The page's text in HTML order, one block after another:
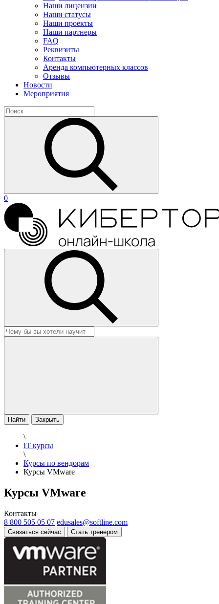
Наши лицензии
Наши статусы
Наши проекты
Наши партнеры
FAQ
Реквизиты
Контакты
Аренда компьютерных классов
Отзывы
Новости
Мероприятия
0
Найти Закрыть
\
IT курсы
\
Курсы по вендорам
Курсы VMware
Курсы VMware
Контакты
8 800 505 05 07 edusales@softline.com
Связаться сейчас Стать тренером